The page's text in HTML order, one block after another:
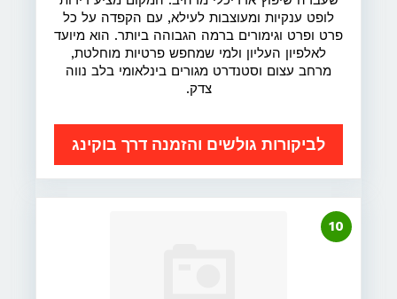
לופט ענקיות ומעוצבות לעילא, עם הקפדה על כל
פרט ופרט וגימורים ברמה הגבוהה ביותר. הוא מיועד
לאלפיון העליון ולמי שמחפש פרטיות מוחלטת,
מרחב עצום וסטנדרט מגורים בינלאומי בלב נווה
צדק.
לביקורות גולשים והזמנה דרך בוקינג
10